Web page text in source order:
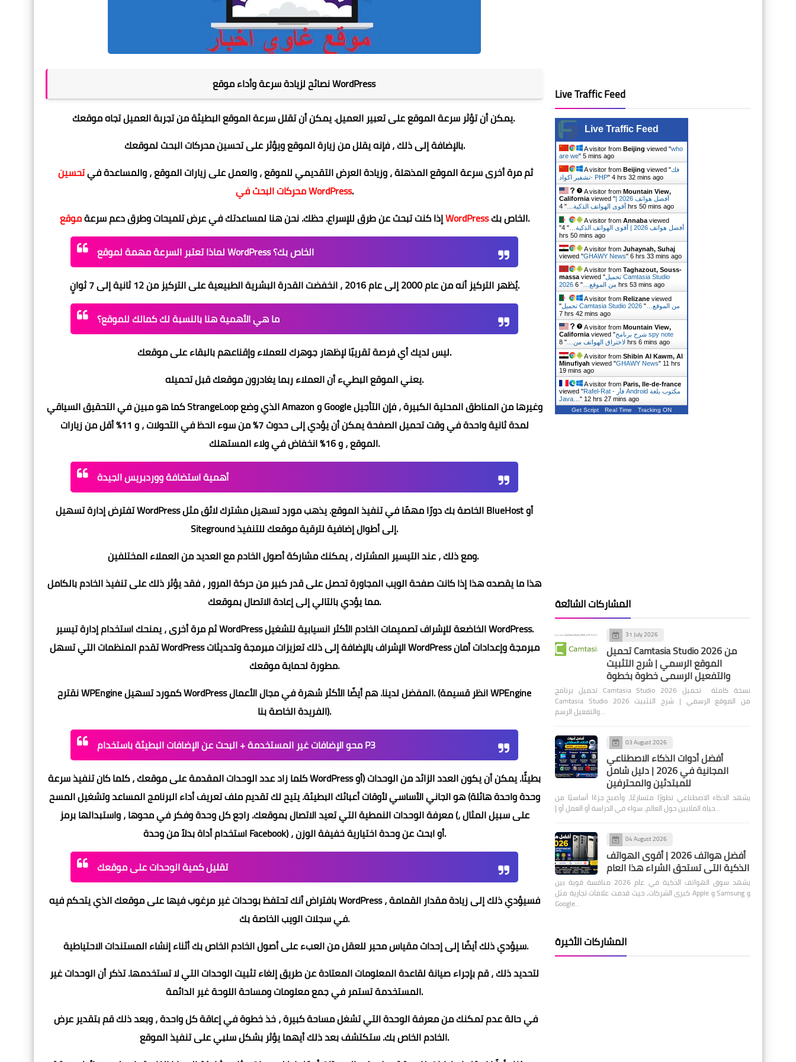
نصائح لزيادة سرعة وأداء موقع WordPress
يمكن أن تؤثر سرعة الموقع على تعبير العميل. يمكن أن تقلل سرعة الموقع البطيئة من تجربة العميل تجاه موقعك.
بالإضافة إلى ذلك ، فإنه يقلل من زيارة الموقع ويؤثر على تحسين محركات البحث لموقعك.
ثم مرة أخرى سرعة الموقع المذهلة ، وزيادة العرض التقديمي للموقع ، والعمل على زيارات الموقع ، والمساعدة فيتحسين
محركات البحث في WordPress.
إذا كنت تبحث عن طرق للإسراع. حظك. نحن هنا لمساعدتك في عرض تلميحات وطرق دعم سرعةموقع WordPress
الخاص بك.
لماذا تعتبر السرعة مهمة لموقع WordPress الخاص بك؟
يُظهر التركيز أنه من عام 2000 إلى عام 2016 ، انخفضت القدرة البشرية الطبيعية على التركيز من 12 ثانية إلى 7 ثوانٍ.
ما هي الأهمية هنا بالنسبة لك كمالك للموقع؟
ليس لديك أي فرصة تقريبًا لإظهار جوهرك للعملاء وإقناعهم بالبقاء على موقعك.
يعني الموقع البطيء أن العملاء ربما يغادرون موقعك قبل تحميله.
كما هو مبين في التحقيق السياقي StrangeLoop الذي وضعAmazon وGoogleوغيرها من المناطق المحلية الكبيرة ، فإن التأجيل
لمدة ثانية واحدة في وقت تحميل الصفحة يمكن أن يؤدي إلى حدوث 7٪ من سوء الحظ في التحولات ، و 11٪ أقل من زيارات
الموقع ، و 16٪ انخفاض في ولاء المستهلك.
أهمية استضافة ووردبريس الجيدة
BlueHost أو
Siteground
إلى أطوال إضافية لترقية موقعك للتنفيذ.
ومع ذلك ، عند التيسير المشترك ، يمكنك مشاركة أصول الخادم مع العديد من العملاء المختلفين.
هذا ما يقصده هذا إذا كانت صفحة الويب المجاورة تحصل على قدر كبير من حركة المرور ، فقد يؤثر ذلك على تنفيذ الخادم بالكامل
مما يؤدي بالتالي إلى إعادة الاتصال بموقعك.
ثم مرة أخرى ، يمنحك استخدام إدارة تيسير WordPress الخاضعة للإشراف تصميمات الخادم الأكثر انسيابية لتشغيل WordPress.
تقدم المنظمات التي تسهل WordPress الإشراف بالإضافة إلى ذلك تعزيزات مبرمجة وتحديثات WordPress مبرمجة وإعدادات أمان
مطورة لحماية موقعك.
نقترح WPEngine كمورد تسهيل WordPress المفضل لدينا. هم أيضًا الأكثر شهرة في مجال الأعمال. (انظر قسيمة WPEngine
الفريدة الخاصة بنا).
محو الإضافات غير المستخدمة + البحث عن الإضافات البطيئة باستخدام P3
كلما زاد عدد الوحدات المقدمة على موقعك ، كلما كان تنفيذ سرعة WordPress بطيئًا. يمكن أن يكون العدد الزائد من الوحدات (أو
وحدة واحدة هائلة) هو الجاني الأساسي لأوقات أعبائك البطيئة. يتيح لك تقديم ملف تعريف أداء البرنامج المساعد وتشغيل المسح
معرفة الوحدات النمطية التي تعيد الاتصال بموقعك. راجع كل وحدة وفكر في محوها ، واستبدالها برمز (على سبيل المثال ،
استخدام أداة بدلاً من وحدةFacebook
) ، أو ابحث عن وحدة اختيارية خفيفة الوزن.
تقليل كمية الوحدات على موقعك
بافتراض أنك تحتفظ بوحدات غير مرغوب فيها على موقعك الذي يتحكم فيه WordPress ، فسيؤدي ذلك إلى زيادة مقدار القمامة
في سجلات الويب الخاصة بك.
سيؤدي ذلك أيضًا إلى إحداث مقياس محير للعقل من العبء على أصول الخادم الخاص بك أثناء إنشاء المستندات الاحتياطية.
لتحديد ذلك ، قم بإجراء صيانة لقاعدة المعلومات المعتادة عن طريق إلغاء تثبيت الوحدات التي لا تستخدمها. تذكر أن الوحدات غير
المستخدمة تستمر في جمع معلومات ومساحة اللوحة غير الدائمة.
الخادم الخاص بك. ستكتشف بعد ذلك أيهما يؤثر بشكل سلبي على تنفيذ الموقع.
Live Traffic Feed
Live Traffic Feed
A visitor from Beijing viewed "who
are we" 6 mins ago
A visitor from Beijing viewed "فك
تشفير اكواد- PHP" 4 hrs 32 mins ago
A visitor from Mountain View,
California viewed "أفضل هواتف 2026 |
أقوى الهواتف الذكية… "
4 hrs 50 mins ago
A visitor from Annaba viewed
"
أفضل هواتف 2026 | أقوى الهواتف الذكية… "
4
hrs 50 mins ago
A visitor from Juhaynah, Suhaj
viewed "GHAWY News" 6 hrs 33 mins ago
A visitor from Taghazout, Souss-
massa viewed "تحميل Camtasia Studio
2026 من الموقع… "
6 hrs 53 mins ago
A visitor from Relizane viewed
"
تحميل Camtasia Studio 2026 من الموقع… "
7 hrs 42 mins ago
A visitor from Mountain View,
California viewed "شرح برنامج spy note
لاختراق الهواتف من… "
8 hrs 6 mins ago
A visitor from Shibin Al Kawm, Al
Minufiyah viewed "GHAWY News" 11 hrs
19 mins ago
A visitor from Paris, Ile-de-france
viewed "Rafel-Rat - فأر Android مكتوب بلغة
Java… " 12 hrs 27 mins ago
Get Script Real Time Tracking ON
المشاركات الشائعة
31 July 2026
تحميل Camtasia Studio 2026 من
الموقع الرسمي | شرح التثبيت
والتفعيل الرسمي خطوة بخطوة
تحميل برنامج Camtasia Studio 2026 نسخة كاملة تحميل
Camtasia Studio 2026 من الموقع الرسمي | شرح التثبيت
والتفعيل الرسم…
03 August 2026
أفضل أدوات الذكاء الاصطناعي
المجانية في 2026 | دليل شامل
للمبتدئين والمحترفين
يشهد الذكاء الاصطناعي تطورًا متسارعًا، وأصبح جزءًا أساسيًا من
حياة الملايين حول العالم، سواء في الدراسة أو العمل أو إ…
04 August 2026
أفضل هواتف 2026 | أقوى الهواتف
الذكية التي تستحق الشراء هذا العام
يشهد سوق الهواتف الذكية في عام 2026 منافسة قوية بين
كبرى الشركات، حيث قدمت علامات تجارية مثل Apple و Samsung و
Google…
المشاركات الأخيرة